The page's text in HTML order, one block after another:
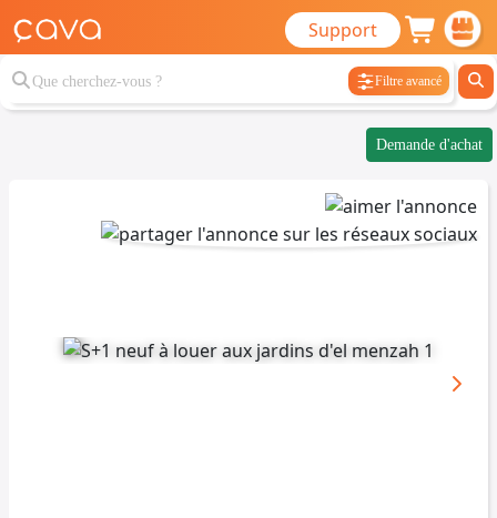
Support
Filtre avancé
Demande d'achat